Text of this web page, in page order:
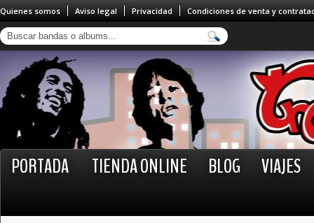
Quienes somos Aviso legal Privacidad Condiciones de venta y
PORTADA TIENDA ONLINE BLOG VIAJES